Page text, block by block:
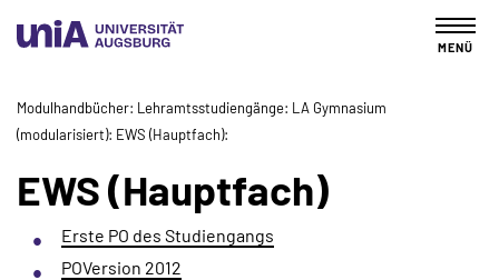
MENÜ
Modulhandbücher Lehramtsstudiengänge LA Gymnasium
(modularisiert) EWS (Hauptfach)
EWS (Hauptfach)
Erste PO des Studiengangs
POVersion 2012